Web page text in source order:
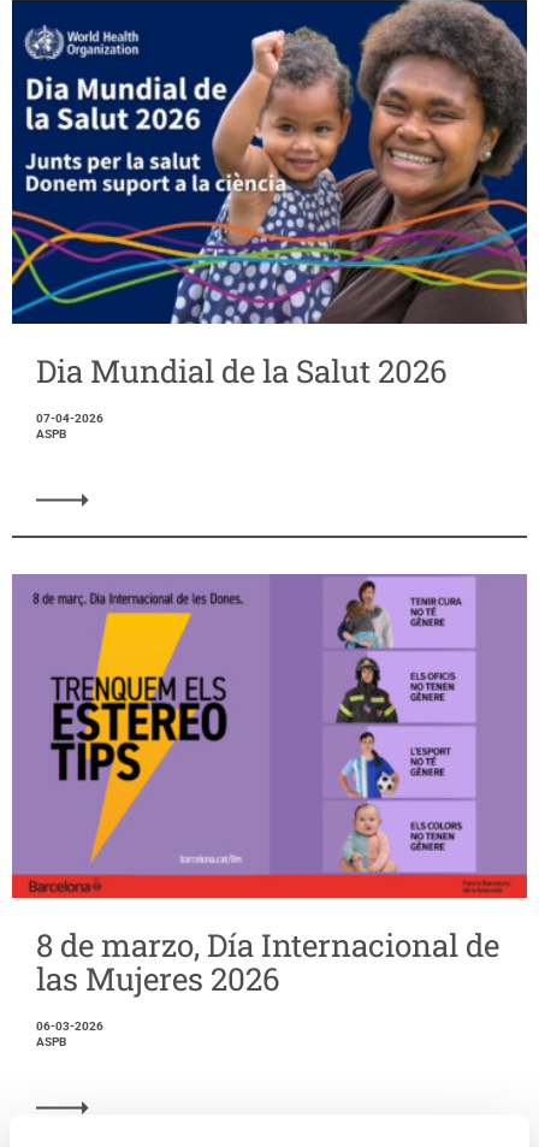
Dia Mundial de la Salut 2026
07-04-2026
ASPB
8 de marzo, Día Internacional de
las Mujeres 2026
06-03-2026
ASPB